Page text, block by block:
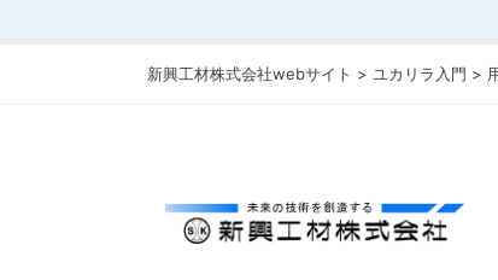
新興工材株式会社webサイト > ユカリラ入門 >